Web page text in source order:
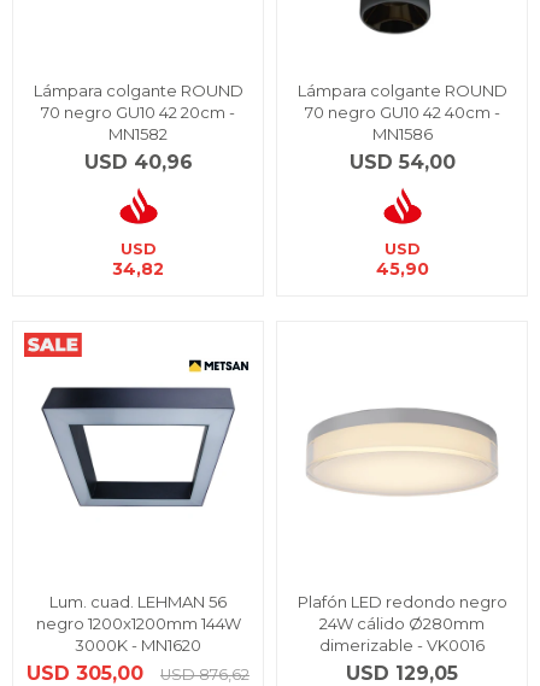
Lámpara colgante ROUND
70 negro GU10 42 20cm -
MN1582
USD 40,96
USD
34,82
Lámpara colgante ROUND
70 negro GU10 42 40cm -
MN1586
USD 54,00
USD
45,90
Lum. cuad. LEHMAN 56
negro 1200x1200mm 144W
3000K - MN1620
USD 305,00 USD 876,62
Plafón LED redondo negro
24W cálido Ø280mm
dimerizable - VK0016
USD 129,05